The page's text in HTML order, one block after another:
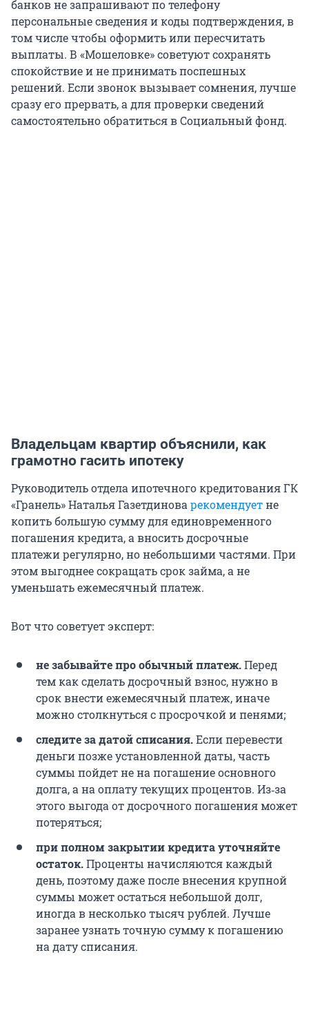
банков не запрашивают по телефону
персональные сведения и коды подтверждения, в
том числе чтобы оформить или пересчитать
выплаты. В «Мошеловке» советуют сохранять
спокойствие и не принимать поспешных
решений. Если звонок вызывает сомнения, лучше
сразу его прервать, а для проверки сведений
самостоятельно обратиться в Социальный фонд.
Владельцам квартир объяснили, как
грамотно гасить ипотеку
Руководитель отдела ипотечного кредитования ГК
«Гранель» Наталья Газетдиноварекомендуетне
копить большую сумму для единовременного
погашения кредита, а вносить досрочные
платежи регулярно, но небольшими частями. При
этом выгоднее сокращать срок займа, а не
уменьшать ежемесячный платеж.
Вот что советует эксперт:
не забывайте про обычный платеж.Перед
тем как сделать досрочный взнос, нужно в
срок внести ежемесячный платеж, иначе
можно столкнуться с просрочкой и пенями;
следите за датой списания.Если перевести
деньги позже установленной даты, часть
суммы пойдет не на погашение основного
долга, а на оплату текущих процентов. Из‑за
этого выгода от досрочного погашения может
потеряться;
при полном закрытии кредита уточняйте
остаток.Проценты начисляются каждый
день, поэтому даже после внесения крупной
суммы может остаться небольшой долг,
иногда в несколько тысяч рублей. Лучше
заранее узнать точную сумму к погашению
на дату списания.